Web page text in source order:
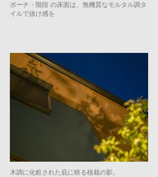
ポーチ・階段 の床面は、無機質なモルタル調タ
イルで抜け感を
木調に化粧された庇に映る植栽の影。